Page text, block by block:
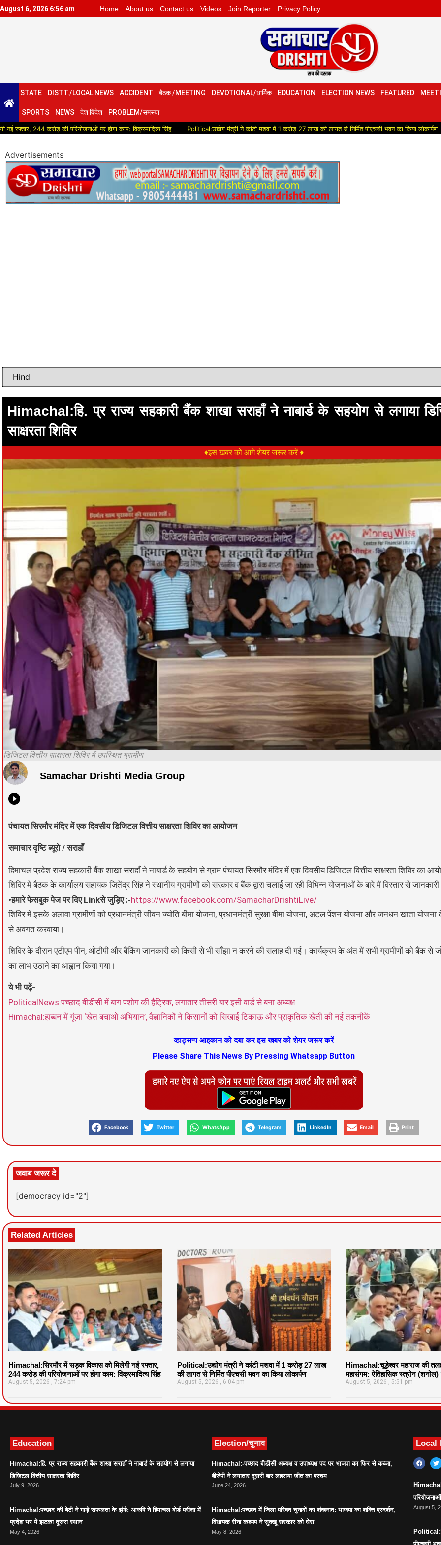
August 6, 2026 6:56 am Home About us Contact us Videos Join Reporter Privacy Policy
STATE DISTT./LOCAL NEWS ACCIDENT बैठक /MEETING DEVOTIONAL/धार्मिक EDUCATION ELECTION NEWS FEATURED
SPORTS NEWS देश विदेश PROBLEM/समस्या
करोड़ की परियोजनाओं पर होगा काम: विक्रमादित्य सिंह Political:उद्योग मंत्री ने कांटी मशवा में 1 करोड़ 27 लाख की लागत से निर्मित पीएचसी भवन का किया लोकार्पण
Advertisements
Himachal:हि. प्र राज्य सहकारी बैंक शाखा सराहाँ ने नाबार्ड के सहयोग से लगाया
साक्षरता शिविर
♦इस खबर को आगे शेयर जरूर करें ♦
डिजिटल वित्तीय साक्षरता शिविर में उपस्थित ग्रामीण
Samachar Drishti Media Group
पंचायत सिरमौर मंदिर में एक दिवसीय डिजिटल वित्तीय साक्षरता शिविर का आयोजन
समाचार दृष्टि ब्यूरो / सराहाँ
हिमाचल प्रदेश राज्य सहकारी बैंक शाखा सराहाँ ने नाबार्ड के सहयोग से ग्राम पंचायत सिरमौर मंदिर में एक दिवसीय डिजिटल वित्तीय साक्षरता शिविर का
शिविर में बैठक के कार्यालय सहायक जितेंद्र सिंह ने स्थानीय ग्रामीणों को सरकार व बैंक द्वारा चलाई जा रही विभिन्न योजनाओं के बारे में विस्तार से
•हमारे फेसबुक पेज पर दिए Linkसे जुड़िए :-https://www.facebook.com/SamacharDrishtiLive/
शिविर में इसके अलावा ग्रामीणों को प्रधानमंत्री जीवन ज्योति बीमा योजना, प्रधानमंत्री सुरक्षा बीमा योजना, अटल पेंशन योजना और जनधन खाता
से अवगत करवाया।
शिविर के दौरान एटीएम पीन, ओटीपी और बैंकिंग जानकारी को किसी से भी साँझा न करने की सलाह दी गई। कार्यक्रम के अंत में सभी ग्रामीणों को बैंक
का लाभ उठाने का आह्वान किया गया।
ये भी पढ़ें-
PoliticalNews:पच्छाद बीडीसी में बाग पशोग की हैट्रिक, लगातार तीसरी बार इसी वार्ड से बना अध्यक्ष
Himachal:हाब्बन में गूंजा ‘खेत बचाओ अभियान’, वैज्ञानिकों ने किसानों को सिखाई टिकाऊ और प्राकृतिक खेती की नई तकनीकें
व्हाट्सप्प आइकान को दबा कर इस खबर को शेयर जरूर करें
Please Share This News By Pressing Whatsapp Button
Facebook Twitter WhatsApp Telegram LinkedIn Email Print
जवाब जरूर दे
[democracy id="2"]
Related Articles
Himachal:सिरमौर में सड़क विकास को मिलेगी नई रफ्तार,
244 करोड़ की परियोजनाओं पर होगा काम: विक्रमादित्य सिंह
August 5, 2026 7:24 pm
Political:उद्योग मंत्री ने कांटी मशवा में 1 करोड़ 27 लाख
की लागत से निर्मित पीएचसी भवन का किया लोकार्पण
August 5, 2026 6:04 pm
Himachal:चूड़ेश्वर महाराज की
महासंगम: ऐतिहासिक स्त्रोन
August 5, 2026 5:51 pm
Education
Himachal:हि. प्र राज्य सहकारी बैंक शाखा सराहाँ ने नाबार्ड के सहयोग से लगाया
डिजिटल वित्तीय साक्षरता शिविर
July 9, 2026
Himachal:पच्छाद की बेटी ने गाड़े सफलता के झंडे: आरुषि ने हिमाचल बोर्ड परीक्षा में
प्रदेश भर में झटका दूसरा स्थान
May 4, 2026
Election/चुनाव
Himachal:-पच्छाद बीडीसी अध्यक्ष व उपाध्यक्ष पद पर भाजपा का फिर से कब्जा,
बीजेपी ने लगातार दूसरी बार लहराया जीत का परचम
June 24, 2026
Himachal:पच्छाद में जिला परिषद चुनावों का शंखनाद: भाजपा का शक्ति प्रदर्शन,
विधायक रीना कश्यप ने सुक्खू सरकार को घेरा
May 8, 2026
Local
August 5,